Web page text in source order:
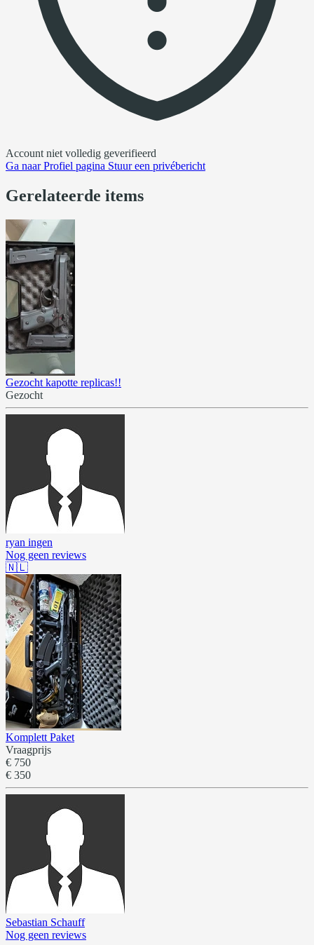
Account niet volledig geverifieerd
Ga naarProfiel pagina Stuur een privébericht
Gerelateerde items
Gezocht kapotte replicas!!
Gezocht
ryan ingen
Nog geen reviews
🇳🇱
Komplett Paket
Vraagprijs
€ 750
€ 350
Sebastian Schauff
Nog geen reviews